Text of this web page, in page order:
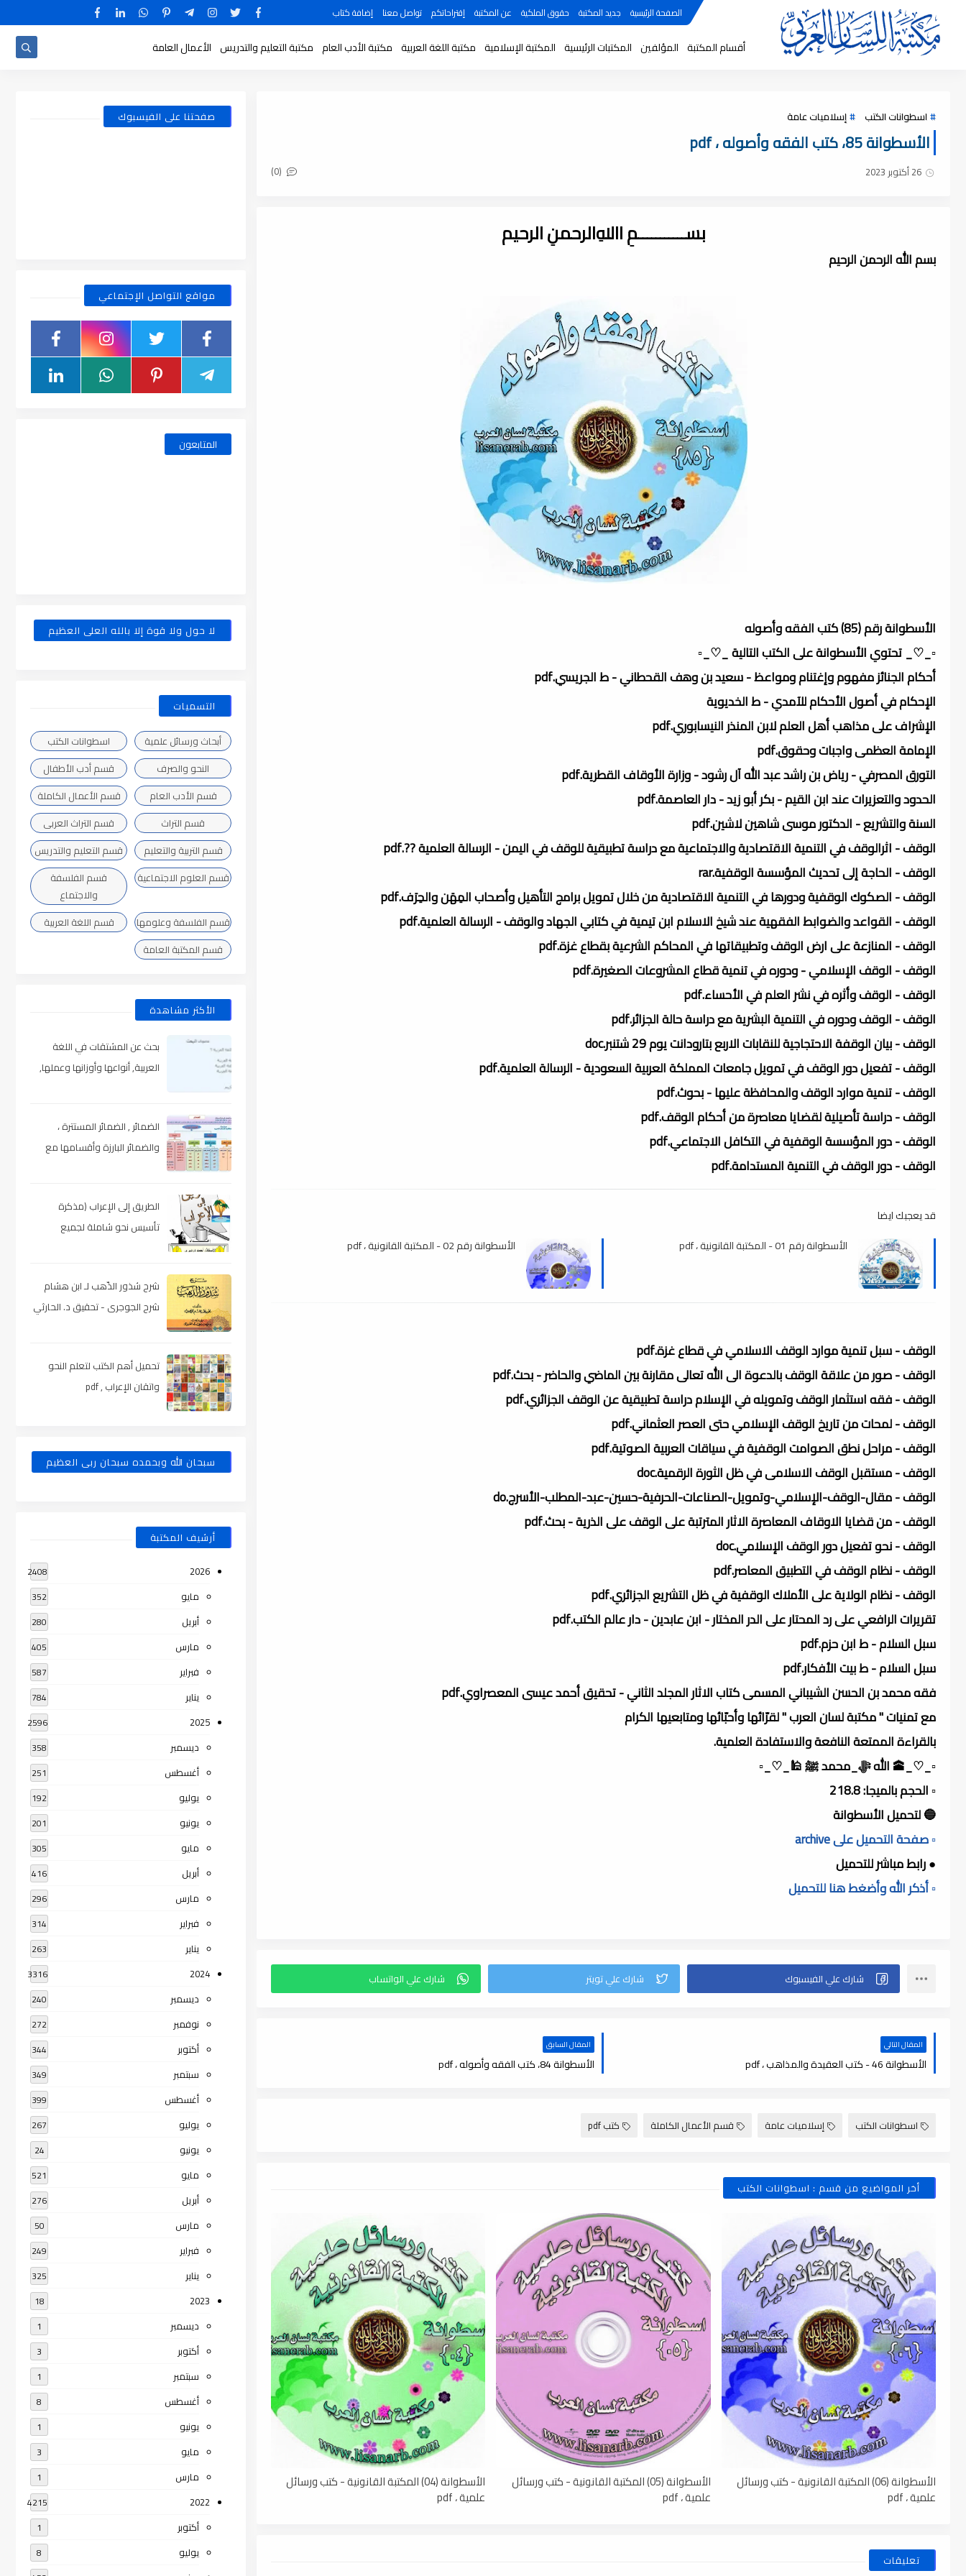
الصفحة الرئيسية جديد المكتبة حقوق الملكية عن المكتبة إقتراحاتكم تواصل معنا إضافة كتاب
أقسام المكتبة المؤلفين المكتبات الرئيسية المكتبة الإسلامية مكتبة اللغة العربية مكتبة الأدب العام مكتبة التعليم والتدريس الأعمال العامة
اسطوانات الكتب إسلاميات عامة
الأسطوانة 85، كتب الفقه وأصوله ، pdf
26 أكتوبر 2023 (0)
بســـــــــــمِ اﷲِالرحمنِ الرحيم
بسم الله الرحمن الرحيم
الأسطوانة رقم (85) كتب الفقه وأصوله
▫️_♡_ تحتوي الأسطوانة على الكتب التالية _♡_▫️
أحكام الجنائز مفهوم وإغتنام ومواعظ - سعيد بن وهف القحطاني - ط الجريسي.pdf
الإحكام في أصول الأحكام للآمدي - ط الخديوية
الإشراف على مذاهب أهل العلم لابن المنذر النيسابوري.pdf
الإمامة العظمى واجبات وحقوق.pdf
التورق المصرفي - رياض بن راشد عبد الله آل رشود - وزارة الأوقاف القطرية.pdf
الحدود والتعزيرات عند ابن القيم - بكر أبو زيد - دار العاصمة.pdf
السنة والتشريع - الدكتور موسى شاهين لاشين.pdf
الوقف - اثرالوقف في التنمية الاقتصادية والاجتماعية مع دراسة تطبيقية للوقف في اليمن - الرسالة العلمية ??.pdf
الوقف - الحاجة إلى تحديث المؤسسة الوقفية.rar
الوقف - الصكوك الوقفية ودورها في التنمية الاقتصادية من خلال تمويل برامج التأهيل وأصحاب المِهَن والحِرَف.pdf
الوقف - القواعد والضوابط الفقهية عند شيخ الاسلام ابن تيمية في كتابي الجهاد والوقف - الرسالة العلمية.pdf
الوقف - المنازعة على ارض الوقف وتطبيقاتها في المحاكم الشرعية بقطاع غزة.pdf
الوقف - الوقف الإسلامي - ودوره في تنمية قطاع المشروعات الصغيرة.pdf
الوقف - الوقف وأثره في نشر العلم في الأحساء.pdf
الوقف - الوقف ودوره في التنمية البشرية مع دراسة حالة الجزائر.pdf
الوقف - بيان الوقفة الاحتجاجية للنقابات الاربع بتارودانت يوم 29 شتنبر.doc
الوقف - تفعيل دور الوقف في تمويل جامعات المملكة العربية السعودية - الرسالة العلمية.pdf
الوقف - تنمية موارد الوقف والمحافظة عليها - بحوث.pdf
الوقف - دراسة تأصيلية لقضايا معاصرة من أحكام الوقف.pdf
الوقف - دور المؤسسة الوقفية في التكافل الاجتماعي.pdf
الوقف - دور الوقف في التنمية المستدامة.pdf
قد يعجبك ايضا
الأسطوانة رقم 01 - المكتبة القانونية ، pdf
الأسطوانة رقم 02 - المكتبة القانونية ، pdf
الوقف - سبل تنمية موارد الوقف الاسلامي في قطاع غزة.pdf
الوقف - صور من علاقة الوقف بالدعوة الى الله تعالى مقارنة بين الماضي والحاضر - بحث.pdf
الوقف - فقه استثمار الوقف وتمويله في الإسلام دراسة تطبيقية عن الوقف الجزائري.pdf
الوقف - لمحات من تاريخ الوقف الإسلامي حتى العصر العثماني.pdf
الوقف - مراحل نطق الصوامت الوقفية في سياقات العربية الصوتية.pdf
الوقف - مستقبل الوقف الاسلامى في ظل الثورة الرقمية.doc
الوقف - مقال-الوقف-الإسلامي-وتمويل-الصناعات-الحرفية-حسين-عبد-المطلب-الأسرج.do
الوقف - من قضايا الاوقاف المعاصرة الاثار المترتبة على الوقف على الذرية - بحث.pdf
الوقف - نحو تفعيل دور الوقف الإسلامي.doc
الوقف - نظام الوقف في التطبيق المعاصر.pdf
الوقف - نظام الولاية على الأملاك الوقفية في ظل التشريع الجزائري.pdf
تقريرات الرافعي على رد المحتار على الدر المختار - ابن عابدين - دار عالم الكتب.pdf
سبل السلام - ط ابن حزم.pdf
سبل السلام - ط بيت الأفكار.pdf
فقه محمد بن الحسن الشيباني المسمى كتاب الاثار المجلد الثاني - تحقيق أحمد عيسى المعصراوي.pdf
مع تمنيات " مكتبة لسان العرب " لقرّائها وأحبّائها ومتابعيها الكرام
بالقراءة الممتعة النافعة والاستفادة العلمية.
▫️_♡_🕋 الله ﷻ_محمد ﷺ 🕌_♡_▫️
▫️ الحجم بالميجا: 218.8
🔵 لتحميل الأسطوانة
▫️ صفحة التحميل على archive
● رابط مباشر للتحميل
▫️ أذكر الله وأضغط هنا للتحميل
المقال التالي
الأسطوانة 46 - كتب العقيدة والمذاهب ، pdf
المقال السابق
الأسطوانة 84، كتب الفقه وأصوله ، pdf
اسطوانات الكتب إسلاميات عامة قسم الأعمال الكاملة كتب pdf
أخر المواضيع من قسم : اسطوانات الكتب
الأسطوانة (06) المكتبة القانونية - كتب ورسائل
علمية ، pdf
الأسطوانة (05) المكتبة القانونية - كتب ورسائل
علمية ، pdf
الأسطوانة (04) المكتبة القانونية - كتب ورسائل
علمية ، pdf
تعليقات
صفحتنا على الفيسبوك
مواقع التواصل الإجتماعي
المتابعون
لا حول ولا قوة إلا بالله العلى العظيم
التسميات
أبحاث ورسائل علمية
اسطوانات الكتب
النحو والصرف
قسم أدب الأطفال
قسم الأدب العام
قسم الأعمال الكاملة
قسم التراث
قسم التراث العربى
قسم التربية والتعليم
قسم التعليم والتدريس
قسم العلوم الاجتماعية
قسم الفلسفة
والاجتماع
قسم الفلسفة وعلومها
قسم اللغة العربية
قسم المكتبة العامة
الأكثر مشاهدة
بحث عن المشتقات في اللغة
العربية, أنواعها وأوزانها وعملها,
الضمائر , الضمائر المستترة ،
والضمائر البارزة وأقسامها مع
الطريق إلى الإعراب (مذكرة
تأسيس نحو شاملة لجميع
شرح شذور الذّهب لـ ابن هشام
شرح الجوجرى - تحقيق د. الحارثي
تحميل أهم الكتب لتعلم النحو
واتقان الإعراب , pdf
سبحان الله وبحمده سبحان ربى العظيم
أرشيف المكتبة
2026
2408
مايو 352
أبريل 280
مارس 405
فبراير 587
يناير 784
2025
2596
ديسمبر 358
أغسطس 251
يوليو 192
يونيو 201
مايو 305
أبريل 416
مارس 296
فبراير 314
يناير 263
2024
3316
ديسمبر 240
نوفمبر 272
أكتوبر 344
سبتمبر 349
أغسطس 399
يوليو 267
يونيو 24
مايو 521
أبريل 276
مارس 50
فبراير 249
يناير 325
2023
18
ديسمبر 1
أكتوبر 3
سبتمبر 1
أغسطس 8
يونيو 1
مايو 3
مارس 1
2022
4215
أكتوبر 1
يوليو 8